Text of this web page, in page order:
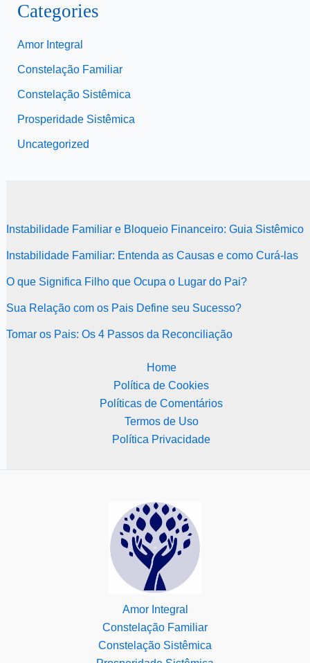
Categories
Amor Integral
Constelação Familiar
Constelação Sistêmica
Prosperidade Sistêmica
Uncategorized
Instabilidade Familiar e Bloqueio Financeiro: Guia Sistêmico
Instabilidade Familiar: Entenda as Causas e como Curá-las
O que Significa Filho que Ocupa o Lugar do Pai?
Sua Relação com os Pais Define seu Sucesso?
Tomar os Pais: Os 4 Passos da Reconciliação
Home
Política de Cookies
Políticas de Comentários
Termos de Uso
Política Privacidade
Amor Integral
Constelação Familiar
Constelação Sistêmica